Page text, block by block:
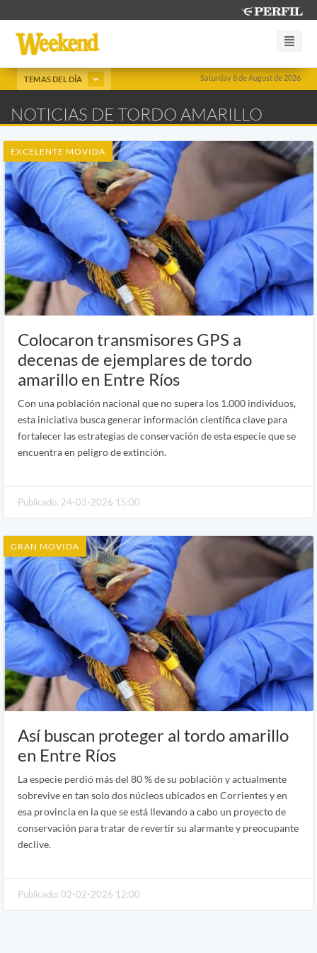
Saturday 8 de August de 2026
TEMAS DEL DÍA
NOTICIAS DE TORDO AMARILLO
EXCELENTE MOVIDA
Colocaron transmisores GPS a
decenas de ejemplares de tordo
amarillo en Entre Ríos
Con una población nacional que no supera los 1.000 individuos,
esta iniciativa busca generar información científica clave para
fortalecer las estrategias de conservación de esta especie que se
encuentra en peligro de extinción.
Publicado: 24-03-2026 15:00
GRAN MOVIDA
Así buscan proteger al tordo amarillo
en Entre Ríos
La especie perdió más del 80 % de su población y actualmente
sobrevive en tan solo dos núcleos ubicados en Corrientes y en
esa provincia en la que se está llevando a cabo un proyecto de
conservación para tratar de revertir su alarmante y preocupante
declive.
Publicado: 02-02-2026 12:00